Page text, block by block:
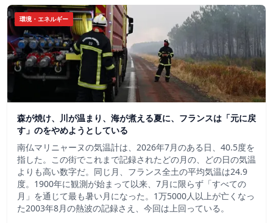
環境・エネルギー
森が焼け、川が温まり、海が煮える夏に、フランスは「元に戻
す」のをやめようとしている
南仏マリニャーヌの気温計は、2026年7月のある日、40.5度を
指した。この街でこれまで記録されたどの月の、どの日の気温
よりも高い数字だ。同じ月、フランス全土の平均気温は24.9
度。1900年に観測が始まって以来、7月に限らず「すべての
月」を通じて最も暑い月になった。1万5000人以上が亡くなっ
た2003年8月の熱波の記録さえ、今回は上回っている。